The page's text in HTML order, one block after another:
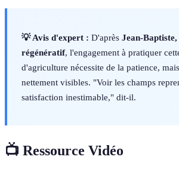
💡 Avis d'expert : D'après Jean-
régénératif, l'engagement à pratiquer
d'agriculture nécessite de la patience,
nettement visibles. "Voir les champs
satisfaction inestimable," dit-il.
📺 Ressource Vidéo